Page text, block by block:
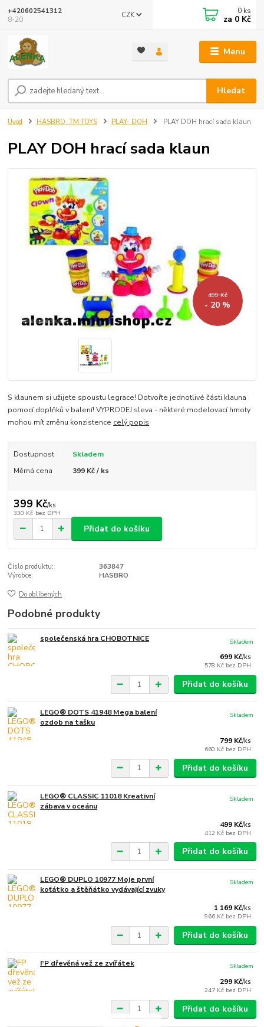
Menu
CZK
Hledat
+420602541312
8-20
0 ks
za 0 Kč
Úvod HASBRO, TM TOYS PLAY- DOH PLAY DOH hrací sada klaun
PLAY DOH hrací sada klaun
499 Kč
- 20 %
S klaunem si užijete spoustu legrace! Dotvořte jednotlivé části klauna
pomocí doplňků v balení! VYPRODEJ sleva - některé modelovací hmoty
mohou mít změnu konzistence celý popis
Dostupnost
Skladem
Měrná cena
399 Kč / ks
399 Kč/ks
330 Kč bez DPH
Přidat do košíku
Číslo produktu:
363847
Výrobce:
HASBRO
Do oblíbených
Podobné produkty
společenská hra CHOBOTNICE
699 Kč/ks
578 Kč bez DPH
Skladem
Přidat do košíku
LEGO® DOTS 41948 Mega balení
ozdob na tašku
799 Kč/ks
660 Kč bez DPH
Skladem
Přidat do košíku
LEGO® CLASSIC 11018 Kreativní
zábava v oceánu
499 Kč/ks
412 Kč bez DPH
Skladem
Přidat do košíku
LEGO® DUPLO 10977 Moje první
koťátko a štěňátko vydávající zvuky
1 169 Kč/ks
966 Kč bez DPH
Skladem
Přidat do košíku
FP dřevěná vež ze zvířátek
299 Kč/ks
247 Kč bez DPH
Skladem
Přidat do košíku